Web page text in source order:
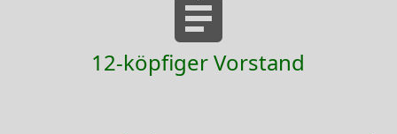
12-köpfiger Vorstand